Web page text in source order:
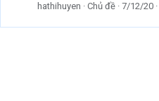
hathihuyen
Chủ đề 7/12/20